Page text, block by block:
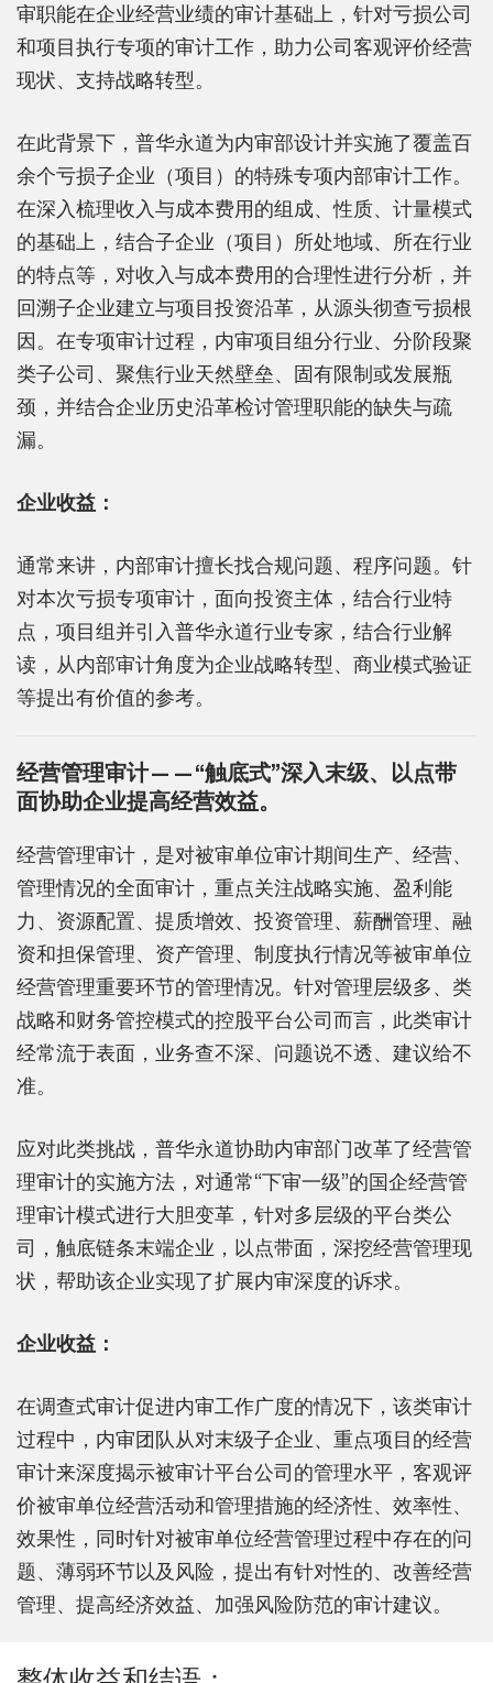
审职能在企业经营业绩的审计基础上，针对亏损公司
和项目执行专项的审计工作，助力公司客观评价经营
现状、支持战略转型。
在此背景下，普华永道为内审部设计并实施了覆盖百
余个亏损子企业（项目）的特殊专项内部审计工作。
在深入梳理收入与成本费用的组成、性质、计量模式
的基础上，结合子企业（项目）所处地域、所在行业
的特点等，对收入与成本费用的合理性进行分析，并
回溯子企业建立与项目投资沿革，从源头彻查亏损根
因。在专项审计过程，内审项目组分行业、分阶段聚
类子公司、聚焦行业天然壁垒、固有限制或发展瓶
颈，并结合企业历史沿革检讨管理职能的缺失与疏
漏。
企业收益：
通常来讲，内部审计擅长找合规问题、程序问题。针
对本次亏损专项审计，面向投资主体，结合行业特
点，项目组并引入普华永道行业专家，结合行业解
读，从内部审计角度为企业战略转型、商业模式验证
等提出有价值的参考。
经营管理审计——“触底式”深入末级、以点带
面协助企业提高经营效益。
经营管理审计，是对被审单位审计期间生产、经营、
管理情况的全面审计，重点关注战略实施、盈利能
力、资源配置、提质增效、投资管理、薪酬管理、融
资和担保管理、资产管理、制度执行情况等被审单位
经营管理重要环节的管理情况。针对管理层级多、类
战略和财务管控模式的控股平台公司而言，此类审计
经常流于表面，业务查不深、问题说不透、建议给不
准。
应对此类挑战，普华永道协助内审部门改革了经营管
理审计的实施方法，对通常“下审一级”的国企经营管
理审计模式进行大胆变革，针对多层级的平台类公
司，触底链条末端企业，以点带面，深挖经营管理现
状，帮助该企业实现了扩展内审深度的诉求。
企业收益：
在调查式审计促进内审工作广度的情况下，该类审计
过程中，内审团队从对末级子企业、重点项目的经营
审计来深度揭示被审计平台公司的管理水平，客观评
价被审单位经营活动和管理措施的经济性、效率性、
效果性，同时针对被审单位经营管理过程中存在的问
题、薄弱环节以及风险，提出有针对性的、改善经营
管理、提高经济效益、加强风险防范的审计建议。